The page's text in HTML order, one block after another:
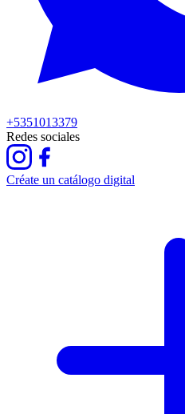
+5351013379
Redes sociales
Créate un catálogo digital